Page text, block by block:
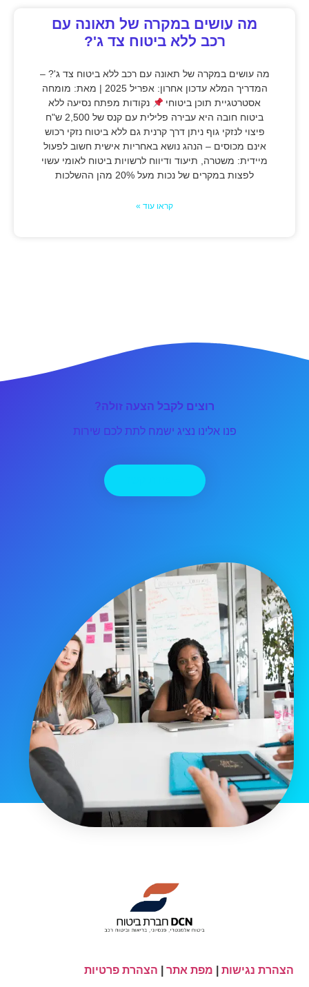
מה עושים במקרה של תאונה עם
רכב ללא ביטוח צד ג'?
מה עושים במקרה של תאונה עם רכב ללא ביטוח צד ג'? –
המדריך המלא עדכון אחרון: אפריל 2025 | מאת: מומחה
אסטרטגיית תוכן ביטוחי
נקודות מפתח נסיעה ללא
ביטוח חובה היא עבירה פלילית עם קנס של 2,500 ש"ח
פיצוי לנזקי גוף ניתן דרך קרנית גם ללא ביטוח נזקי רכוש
אינם מכוסים – הנהג נושא באחריות אישית חשוב לפעול
מיידית: משטרה, תיעוד ודיווח לרשויות ביטוח לאומי עשוי
לפצות במקרים של נכות מעל 20% מהן ההשלכות
קראו עוד »
רוצים לקבל הצעה זולה?
פנו אלינו נציג ישמח לתת לכם שירות
הצהרת נגישות| מפת אתר| הצהרת פרטיות